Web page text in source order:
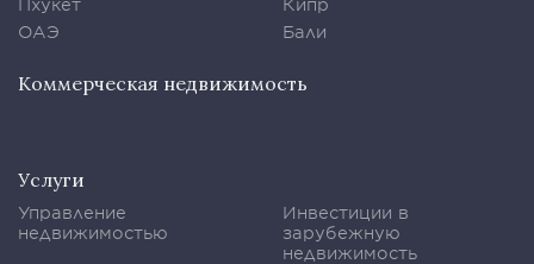
ОАЭ
Бали
Коммерческая недвижимость
Услуги
Управление
недвижимостью
Инвестиции в
зарубежную
недвижимость